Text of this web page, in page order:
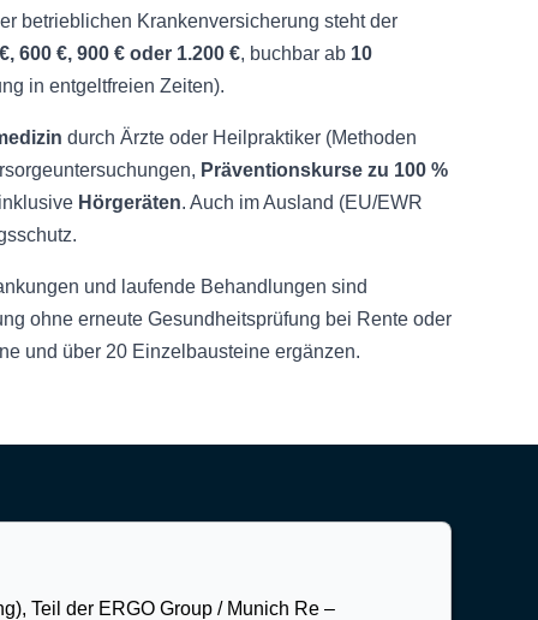
betrieblichen Krankenversicherung steht der
600 €, 900 € oder 1.200 €, buchbar ab 10
in entgeltfreien Zeiten).
durch Ärzte oder Heilpraktiker (Methoden
Präventionskurse zu 100 %
Hörgeräten. Auch im Ausland (EU/EWR
und laufende Behandlungen sind
ohne erneute Gesundheitsprüfung bei Rente oder
und über 20 Einzelbausteine ergänzen.
Teil der ERGO Group / Munich Re –